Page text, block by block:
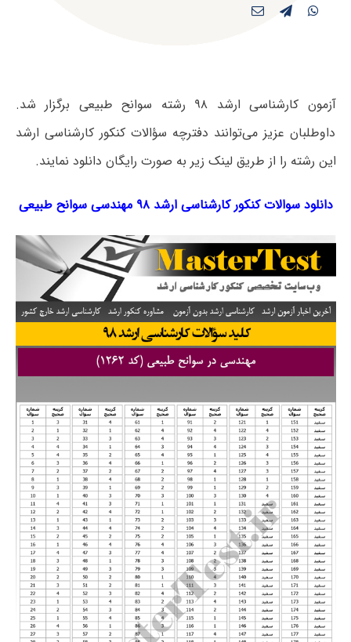
آزمون کارشناسی ارشد ۹۸ رشته سوانح طبیعی برگزار شد.
داوطلبان عزیز می‌توانند دفترچه سؤالات کنکور کارشناسی ارشد
این رشته را از طریق لینک‌ زیر به صورت رایگان دانلود نمایند.
دانلود سوالات کنکور کارشناسی ارشد ۹۸ مهندسی سوانح طبیعی